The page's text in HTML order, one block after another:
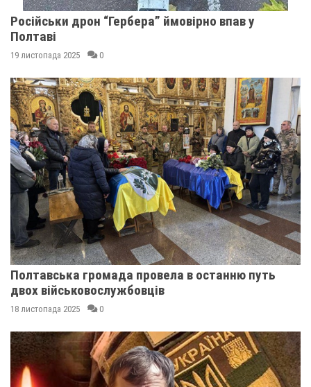
Російськи дрон “Гербера” ймовірно впав у
Полтаві
19 листопада 2025 0
Полтавська громада провела в останню путь
двох військовослужбовців
18 листопада 2025 0